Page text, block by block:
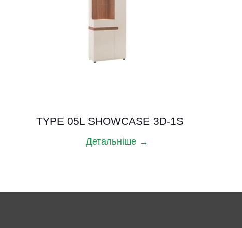
TYPE 05L SHOWCASE 3D-1S
Детальніше →